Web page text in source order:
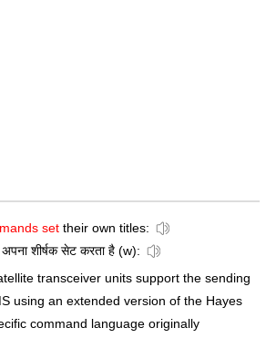
set their own titles:
शीर्षक सेट करता है (w):
transceiver units support the sending
using an extended version of the Hayes
command language originally